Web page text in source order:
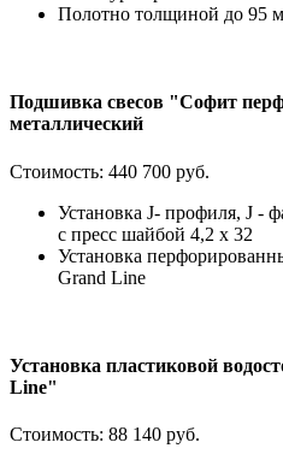
Полотно толщиной до 95
Подшивка свесов "Софит
металлический
Стоимость: 440 700 руб.
Установка J- профиля, J -
с пресс шайбой 4,2 х 32
Установка
Grand Line
Установка пластиковой
Line"
Стоимость: 88 140 руб.